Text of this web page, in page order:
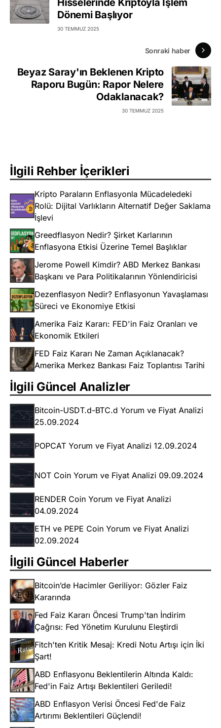
Hisselerinde Kriptoyla İşlem
Dönemi Başlıyor
30 TEMMUZ 2025
Sonraki haber
Beyaz Saray'ın Beklenen Kripto
Raporu Bugün: Rapor Nelere
Odaklanacak?
30 TEMMUZ 2025
İlgili Rehber İçerikleri
Kripto Paraların Enflasyonla Mücadeledeki
Rolü: Dijital Varlıkların Alternatif Değer Saklama
İşlevi
Greedflasyon Nedir? Şirket Karlarının
Enflasyona Etkisi Üzerine Temel Başlıklar
Jerome Powell Kimdir? ABD Merkez Bankası
Başkanı ve Para Politikalarının Yönlendiricisi
Dezenflasyon Nedir? Enflasyonun Yavaşlaması
Süreci ve Ekonomiye Etkisi
Amerika Faiz Kararı: FED'in Faiz Oranları ve
Ekonomik Etkileri
FED Faiz Kararı Ne Zaman Açıklanacak?
Amerika Merkez Bankası Faiz Toplantısı Tarihi
İlgili Güncel Analizler
Bitcoin-USDT.d-BTC.d Yorum ve Fiyat Analizi
25.09.2024
POPCAT Yorum ve Fiyat Analizi 12.09.2024
NOT Coin Yorum ve Fiyat Analizi 09.09.2024
RENDER Coin Yorum ve Fiyat Analizi
04.09.2024
ETH ve PEPE Coin Yorum ve Fiyat Analizi
02.09.2024
İlgili Güncel Haberler
Bitcoin’de Hacimler Geriliyor: Gözler Faiz
Kararında
Fed Faiz Kararı Öncesi Trump'tan İndirim
Çağrısı: Fed Yönetim Kurulunu Eleştirdi
Fitch'ten Kritik Mesaj: Kredi Notu Artışı için İki
Şart!
ABD Enflasyonu Beklentilerin Altında Kaldı:
Fed'in Faiz Artışı Beklentileri Geriledi!
ABD Enflasyon Verisi Öncesi Fed'de Faiz
Artırımı Beklentileri Güçlendi!